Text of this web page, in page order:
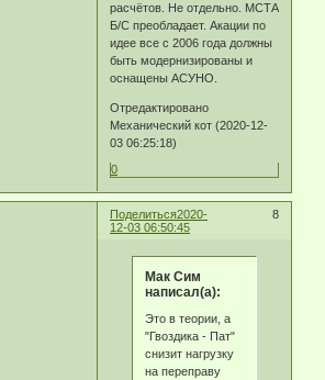
расчётов. Не отдельно. МСТА
Б/С преобладает. Акации по
идее все с 2006 года должны
быть модернизированы и
оснащены АСУНО.
Отредактировано
Механический кот (2020-12-
03 06:25:18)
0
Поделиться 8
2020-
12-03 06:50:45
Мак Сим
написал(а):
Это в теории, а
"Гвоздика - Пат"
снизит нагрузку
на переправу